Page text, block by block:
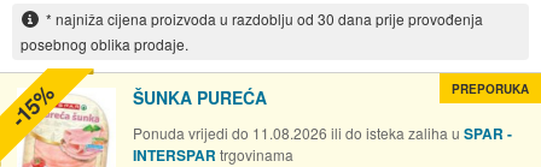
* najniža cijena proizvoda u razdoblju od 30 dana prije provođenja
posebnog oblika prodaje.
ŠUNKA PUREĆA
Ponuda vrijedi do 11.08.2026 ili do isteka zaliha u SPAR -
INTERSPAR trgovinama
PREPORUKA
-15%